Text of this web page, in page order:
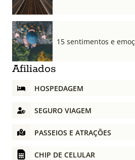
15 sentimentos e
Afiliados
HOSPEDAGEM
SEGURO VIAGEM
PASSEIOS E ATRAÇÕES
CHIP DE CELULAR